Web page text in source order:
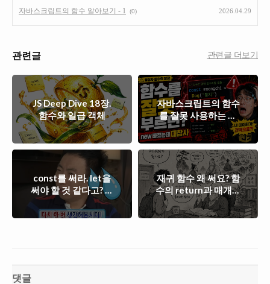
자바스크립트의 함수 알아보기 - 1 (0) 2026.04.29
관련글 관련글 더보기
JS Deep Dive 18장.
함수와 일급 객체
자바스크립트의 함수
를 잘못 사용하는 방
법
const를 써라. let을
써야 할 것 같다고? 그
럼 다시 한 번 생각해
보고 const를 써라.
재귀 함수 왜 써요? 함
수의 return과 매개변
수, 스코프 200% 활용
하기
댓글